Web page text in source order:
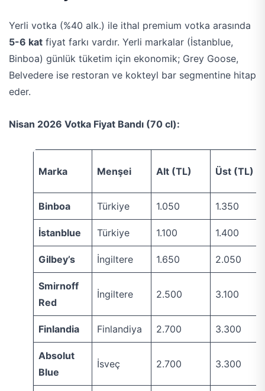
Yerli votka (%40 alk.) ile ithal premium votka arasında
5-6 kat fiyat farkı vardır. Yerli markalar (İstanblue,
Binboa) günlük tüketim için ekonomik; Grey Goose,
Belvedere ise restoran ve kokteyl bar segmentine hitap
eder.
Nisan 2026 Votka Fiyat Bandı (70 cl):
Marka Menşei Alt (TL) Üst (TL)
Binboa Türkiye 1.050 1.350
İstanblue Türkiye 1.100 1.400
Gilbey’s İngiltere 1.650 2.050
Smirnoff
Red
İngiltere 2.500 3.100
Finlandia Finlandiya 2.700 3.300
Absolut
Blue
İsveç 2.700 3.300